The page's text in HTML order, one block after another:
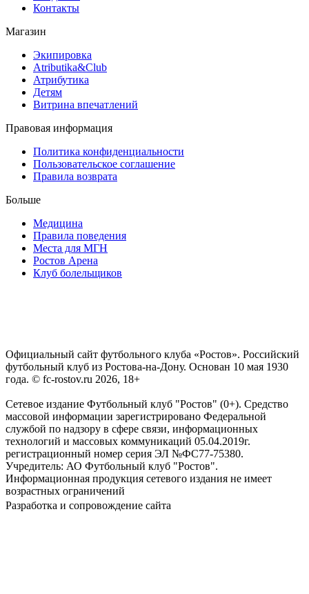
Контакты
Магазин
Экипировка
Atributika&Club
Атрибутика
Детям
Витрина впечатлений
Правовая информация
Политика конфиденциальности
Пользовательское соглашение
Правила возврата
Больше
Медицина
Правила поведения
Места для МГН
Ростов Арена
Клуб болельщиков
Официальный сайт футбольного клуба «Ростов». Российский
футбольный клуб из Ростова-на-Дону. Основан 10 мая 1930
года. © fc-rostov.ru 2026, 18+
Сетевое издание Футбольный клуб "Ростов" (0+). Средство
массовой информации зарегистрировано Федеральной
службой по надзору в сфере связи, информационных
технологий и массовых коммуникаций 05.04.2019г.
регистрационный номер серия ЭЛ №ФС77-75380.
Учредитель: АО Футбольный клуб "Ростов".
Информационная продукция сетевого издания не имеет
возрастных ограничений
Разработка и сопровождение сайта